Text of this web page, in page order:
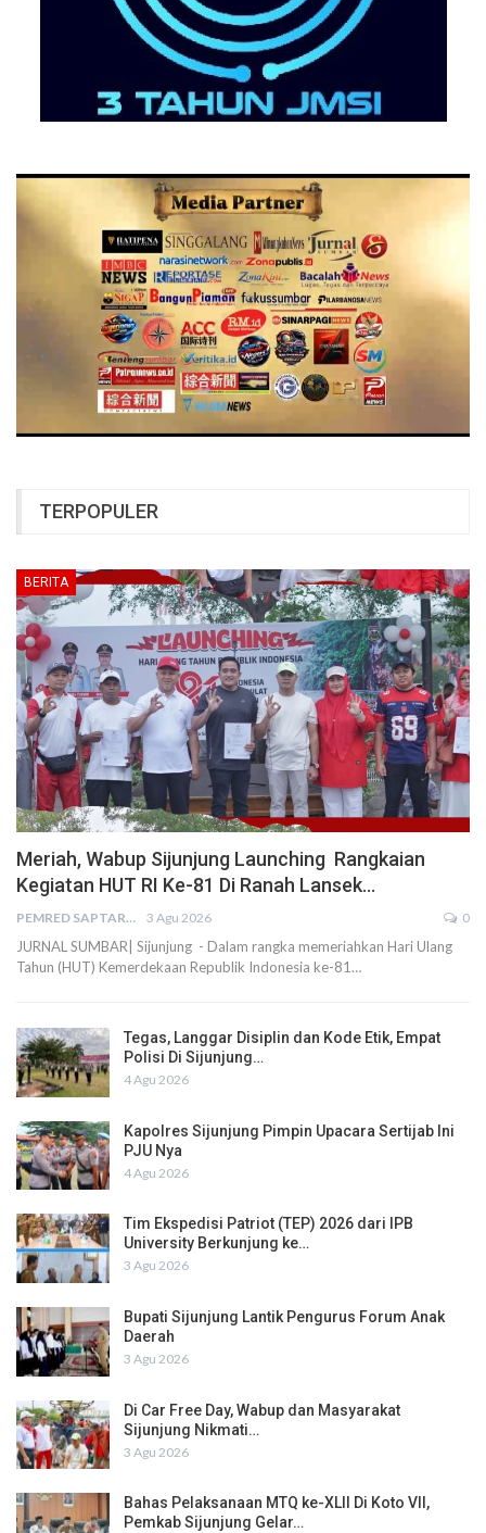
TERPOPULER
BERITA
Meriah, Wabup Sijunjung Launching Rangkaian
Kegiatan HUT RI Ke-81 Di Ranah Lansek…
PEMRED SAPTARIUS 3 Agu 2026 0
JURNAL SUMBAR| Sijunjung - Dalam rangka memeriahkan Hari Ulang
Tahun (HUT) Kemerdekaan Republik Indonesia ke-81…
Tegas, Langgar Disiplin dan Kode Etik, Empat
Polisi Di Sijunjung…
4 Agu 2026
Kapolres Sijunjung Pimpin Upacara Sertijab Ini
PJU Nya
4 Agu 2026
Tim Ekspedisi Patriot (TEP) 2026 dari IPB
University Berkunjung ke…
3 Agu 2026
Bupati Sijunjung Lantik Pengurus Forum Anak
Daerah
3 Agu 2026
Di Car Free Day, Wabup dan Masyarakat
Sijunjung Nikmati…
3 Agu 2026
Bahas Pelaksanaan MTQ ke-XLII Di Koto VII,
Pemkab Sijunjung Gelar…